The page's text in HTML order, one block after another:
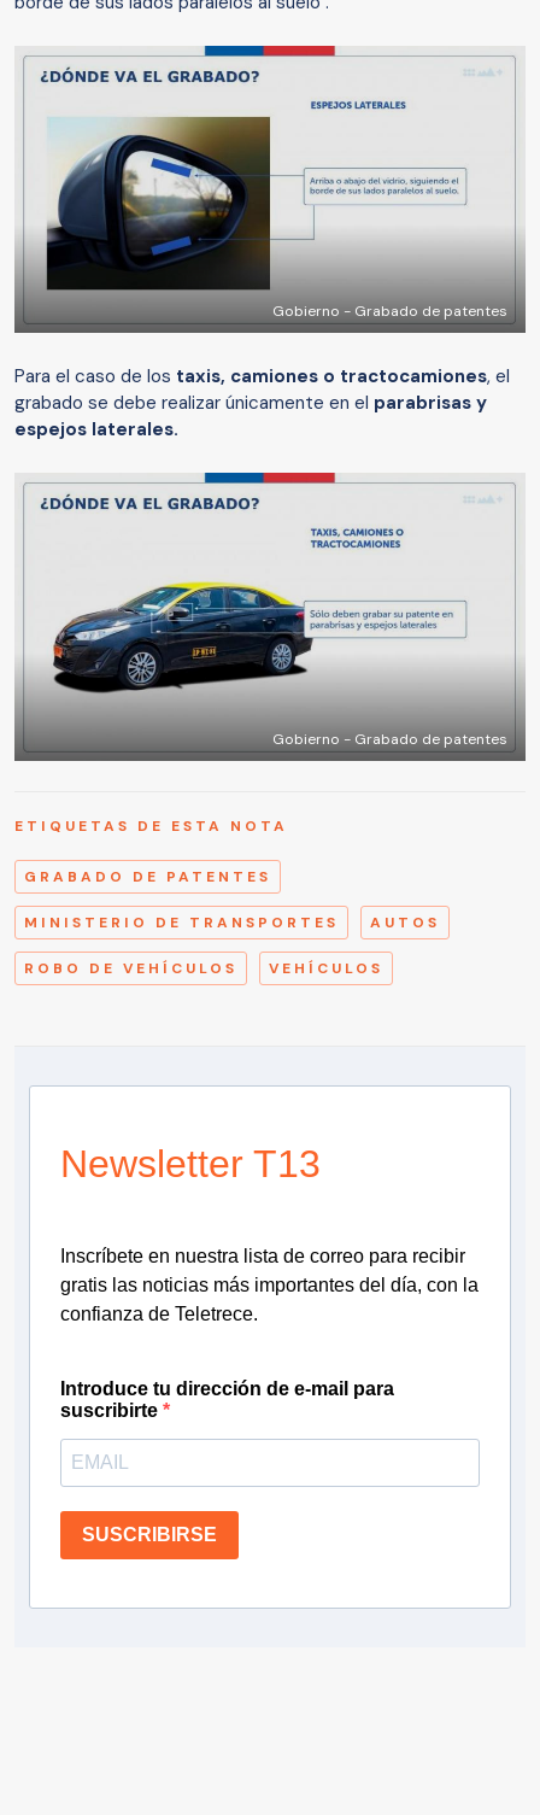
Gobierno - Grabado de patentes
Para el caso de los taxis, camiones o tractocamiones, el
grabado se debe realizar únicamente en el parabrisas y
espejos laterales.
Gobierno - Grabado de patentes
ETIQUETAS DE ESTA NOTA
GRABADO DE PATENTES
MINISTERIO DE TRANSPORTES AUTOS
ROBO DE VEHÍCULOS VEHÍCULOS
Newsletter T13
Inscríbete en nuestra lista de correo para recibir
gratis las noticias más importantes del día, con la
confianza de Teletrece.
Introduce tu dirección de e-mail para
suscribirte
SUSCRIBIRSE